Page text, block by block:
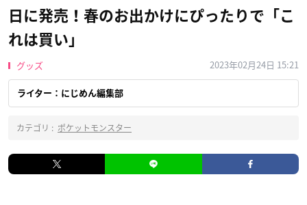
日に発売！春のお出かけにぴったりで「こ
れは買い」
グッズ 2023年02月24日 15:21
ライター：にじめん編集部
カテゴリ : ポケットモンスター